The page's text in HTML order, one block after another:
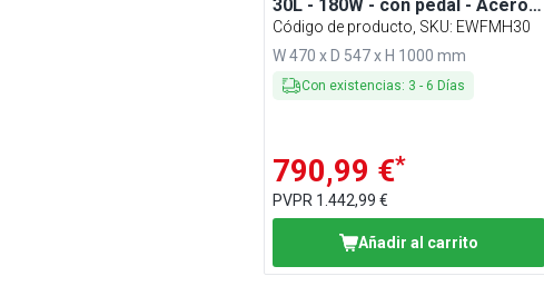
30L - 180W - con pedal - Acero
inoxidable - con 4 tubos de
embutición y 3 boquillas para
churros
Código de producto, SKU: EWFMH30
W 470 x D 547 x H 1000 mm
Con existencias: 3 - 6 Días
790,99 €*
PVPR 1.442,99 €
Añadir al carrito